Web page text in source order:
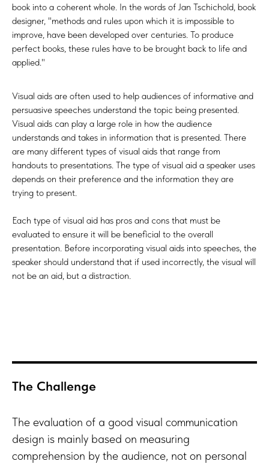
book into a coherent whole. In the words of Jan Tschichold, book
designer, "methods and rules upon which it is impossible to
improve, have been developed over centuries. To produce
perfect books, these rules have to be brought back to life and
applied."
Visual aids are often used to help audiences of informative and
persuasive speeches understand the topic being presented.
Visual aids can play a large role in how the audience
understands and takes in information that is presented. There
are many different types of visual aids that range from
handouts to presentations. The type of visual aid a speaker uses
depends on their preference and the information they are
trying to present.
Each type of visual aid has pros and cons that must be
evaluated to ensure it will be beneficial to the overall
presentation. Before incorporating visual aids into speeches, the
speaker should understand that if used incorrectly, the visual will
not be an aid, but a distraction.
The Challenge
The evaluation of a good visual communication
design is mainly based on measuring
comprehension by the audience, not on personal